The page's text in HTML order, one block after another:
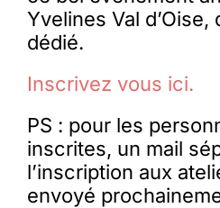
Yvelines Val
dédié.
Inscrivez vous ici.
PS : pour les
inscrites, un mail
l’inscription aux
envoyé